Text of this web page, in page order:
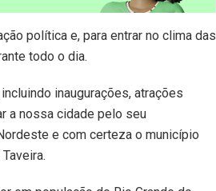
política e, para entrar no clima das
todo o dia.
inaugurações, atrações
a nossa cidade pelo seu
e com certeza o município